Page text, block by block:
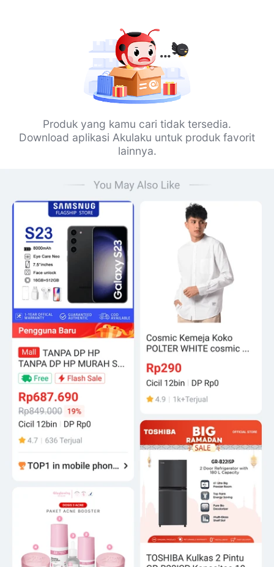
Produk yang kamu cari tidak tersedia.
Download aplikasi Akulaku untuk produk favorit
lainnya.